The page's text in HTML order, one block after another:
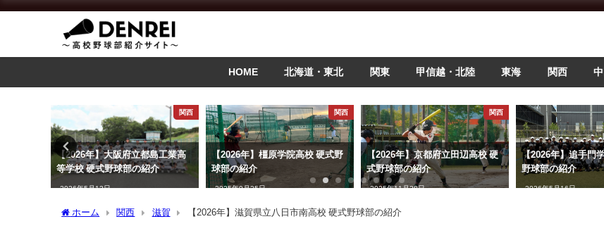
HOME 北海道・東北 関東 甲信越・北陸 東海 関西
関西
【2026年】大阪府立都島工業高
等学校 硬式野球部の紹介
2026年5月12日
関西
【2026年】橿原学院高校 硬式野
球部の紹介
2025年9月25日
関西
【2026年】京都府立田辺高校 硬
式野球部の紹介
2025年11月28日
【2026年】追手門
野球部の紹介
2026年5月16日
ホーム 関西 滋賀 【2026年】滋賀県立八日市南高校 硬式野球部の紹介